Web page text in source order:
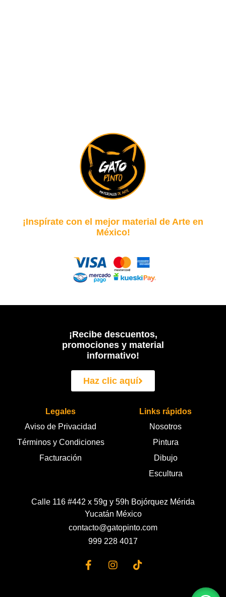
¡Inspírate con el mejor material de Arte en
México!
¡Recibe descuentos,
promociones y material
informativo!
Haz clic aquí
Legales
Aviso de Privacidad
Términos y Condiciones
Facturación
Links rápidos
Nosotros
Pintura
Dibujo
Escultura
Calle 116 #442 x 59g y 59h Bojórquez Mérida
Yucatán México
contacto@gatopinto.com
999 228 4017